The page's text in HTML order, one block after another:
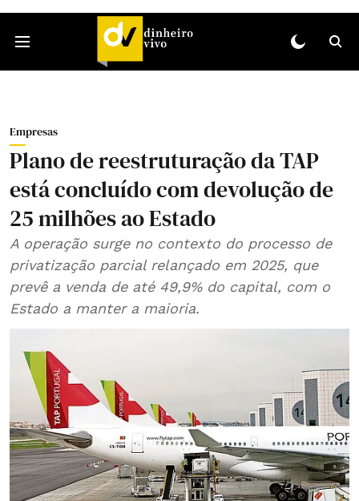
Empresas
Plano de reestruturação da TAP
está concluído com devolução de
25 milhões ao Estado
A operação surge no contexto do processo de
privatização parcial relançado em 2025, que
prevê a venda de até 49,9% do capital, com o
Estado a manter a maioria.